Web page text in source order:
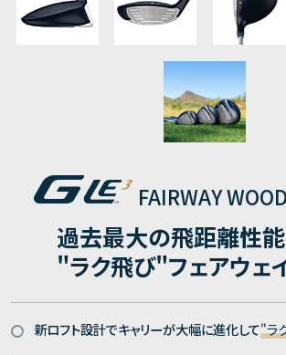
FAIRWAY WOOD
過去最大の飛距離性能
"ラク飛び"フェアウェ
新ロフト設計でキャリーが大幅に進化して"ラ